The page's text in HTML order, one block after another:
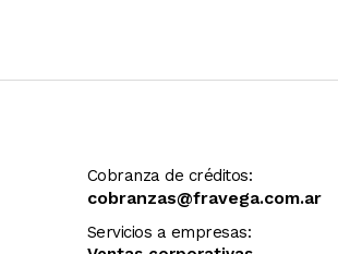
Cobranza de créditos:
cobranzas@fravega.com.ar
Servicios a empresas: